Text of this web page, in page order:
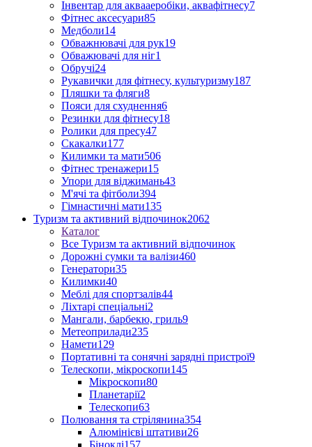
Інвентар для аквааеробіки, аквафітнесу7
Фітнес аксесуари85
Медболи14
Обважнювачі для рук19
Обважювачі для ніг1
Обручі24
Рукавички для фітнесу, культуризму187
Пляшки та фляги8
Пояси для схуднення6
Резинки для фітнесу18
Ролики для пресу47
Скакалки177
Килимки та мати506
Фітнес тренажери15
Упори для віджимань43
М'ячі та фітболи394
Гімнастичні мати135
Туризм та активний відпочинок2062
Каталог
Все Туризм та активний відпочинок
Дорожні сумки та валізи460
Генератори35
Килимки40
Меблі для спортзалів44
Ліхтарі спеціальні2
Мангали, барбекю, гриль9
Метеоприлади235
Намети129
Портативні та сонячні зарядні пристрої9
Телескопи, мікроскопи145
Мікроскопи80
Планетарії2
Телескопи63
Полювання та стрілянина354
Алюмінієві штативи26
Біноклі157